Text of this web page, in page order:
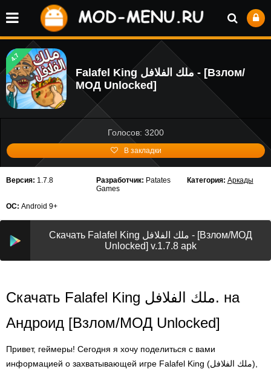
4.7
Falafel King ملك الفلافل - [Взлом/
МОД Unlocked]
Голосов: 3200
В закладки
Версия: 1.7.8 Разработчик: Patates
Games
Категория: Аркады
ОС: Android 9+
Скачать Falafel King ملك الفلافل - [Взлом/МОД
Unlocked] v.1.7.8 apk
Скачать Falafel King ملك الفلافل. на
Андроид [Взлом/МОД Unlocked]
Привет, геймеры! Сегодня я хочу поделиться с вами
информацией о захватывающей игре Falafel King (ملك الفلافل),